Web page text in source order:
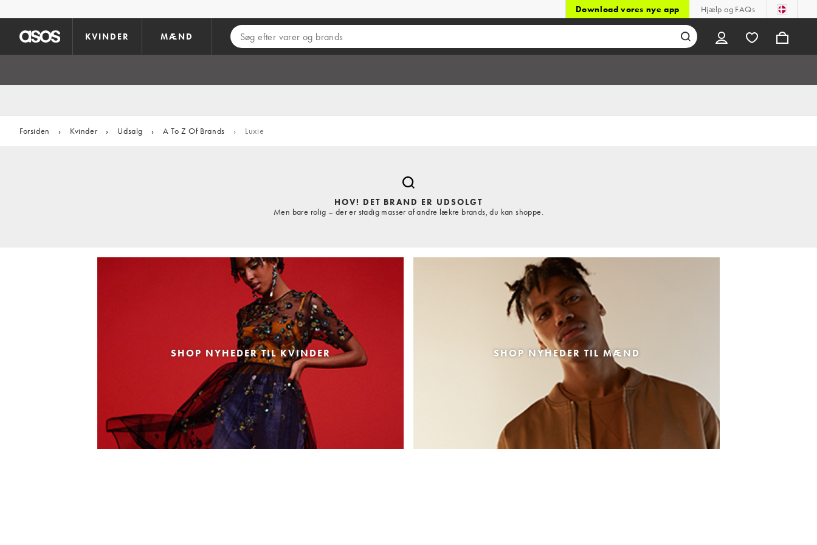
Download vores nye app Hjælp og FAQs
KVINDER MÆND
Forsiden › Kvinder › Udsalg › A To Z Of Brands › Luxie
HOV! DET BRAND ER UDSOLGT
Men bare rolig – der er stadig masser af andre lækre brands, du kan shoppe.
SHOP NYHEDER TIL KVINDER SHOP NYHEDER TIL MÆND